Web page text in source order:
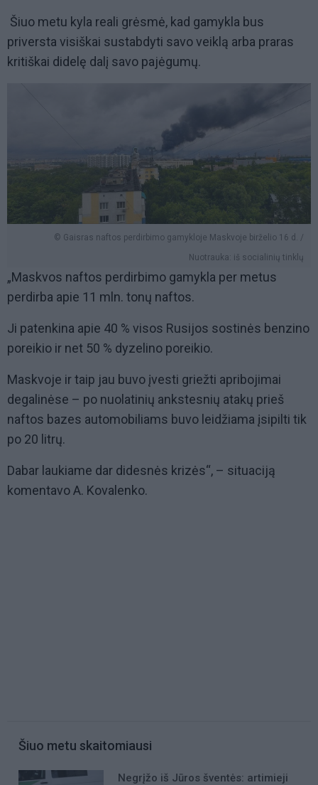
Šiuo metu kyla reali grėsmė, kad gamykla bus
priversta visiškai sustabdyti savo veiklą arba praras
kritiškai didelę dalį savo pajėgumų.
© Gaisras naftos perdirbimo gamykloje Maskvoje birželio 16 d. /
Nuotrauka: iš socialinių tinklų
„Maskvos naftos perdirbimo gamykla per metus
perdirba apie 11 mln. tonų naftos.
Ji patenkina apie 40 % visos Rusijos sostinės benzino
poreikio ir net 50 % dyzelino poreikio.
Maskvoje ir taip jau buvo įvesti griežti apribojimai
degalinėse – po nuolatinių ankstesnių atakų prieš
naftos bazes automobiliams buvo leidžiama įsipilti tik
po 20 litrų.
Dabar laukiame dar didesnės krizės“, – situaciją
komentavo A. Kovalenko.
Šiuo metu skaitomiausi
Negrįžo iš Jūros šventės: artimieji